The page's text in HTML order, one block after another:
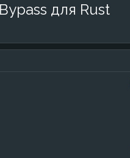
для Rust